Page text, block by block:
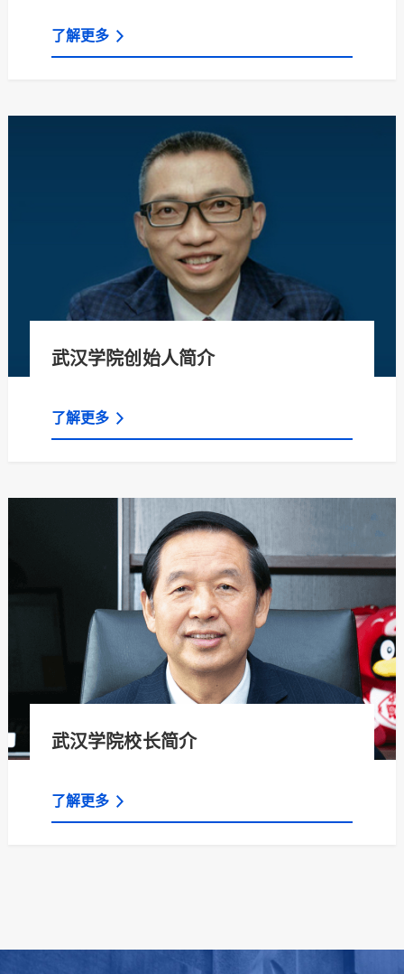
了解更多
武汉学院创始人简介
了解更多
武汉学院校长简介
了解更多